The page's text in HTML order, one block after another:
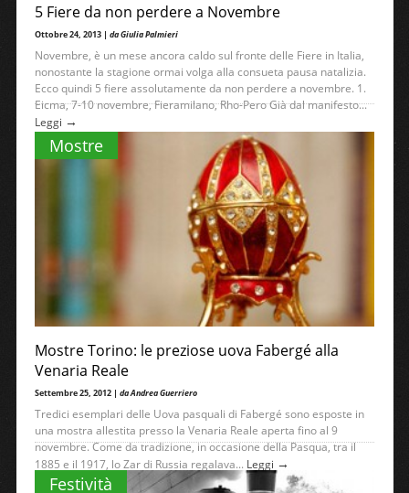
5 Fiere da non perdere a Novembre
Ottobre 24, 2013 | da Giulia Palmieri
Novembre, è un mese ancora caldo sul fronte delle Fiere in Italia,
nonostante la stagione ormai volga alla consueta pausa natalizia.
Ecco quindi 5 fiere assolutamente da non perdere a novembre. 1.
Eicma, 7-10 novembre, Fieramilano, Rho-Pero Già dal manifesto...
Leggi →
Mostre
Mostre Torino: le preziose uova Fabergé alla
Venaria Reale
Settembre 25, 2012 | da Andrea Guerriero
Tredici esemplari delle Uova pasquali di Fabergé sono esposte in
una mostra allestita presso la Venaria Reale aperta fino al 9
novembre. Come da tradizione, in occasione della Pasqua, tra il
1885 e il 1917, lo Zar di Russia regalava... Leggi →
Festività